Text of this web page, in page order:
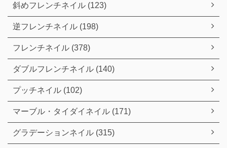
斜めフレンチネイル (123)
逆フレンチネイル (198)
フレンチネイル (378)
ダブルフレンチネイル (140)
プッチネイル (102)
マーブル・タイダイネイル (171)
グラデーションネイル (315)